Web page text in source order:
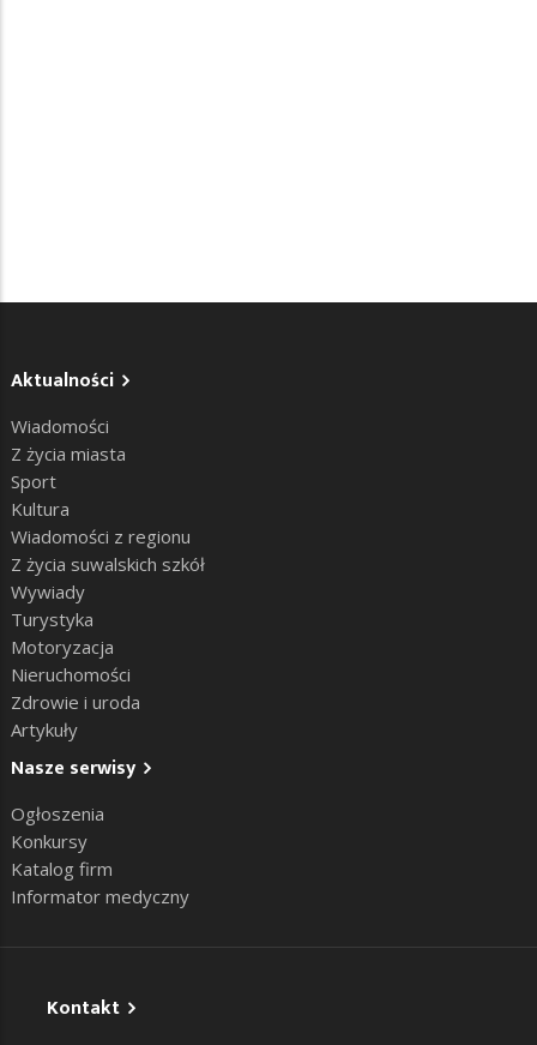
Aktualności
Wiadomości
Z życia miasta
Sport
Kultura
Wiadomości z regionu
Z życia suwalskich szkół
Wywiady
Turystyka
Motoryzacja
Nieruchomości
Zdrowie i uroda
Artykuły
Nasze serwisy
Ogłoszenia
Konkursy
Katalog firm
Informator medyczny
Kontakt